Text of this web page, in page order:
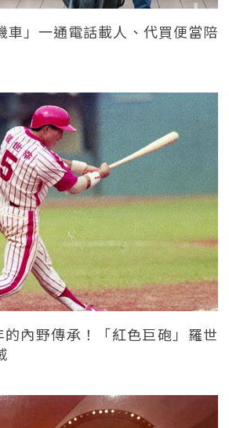
車」一通電話載人、代買便當陪
內野傳承！「紅色巨砲」羅世